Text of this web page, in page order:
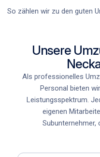
So zählen wir zu den guten
Unsere
Als professionelles
Personal bieten
Leistungsspektrum.
eigenen
Subunternehmer,